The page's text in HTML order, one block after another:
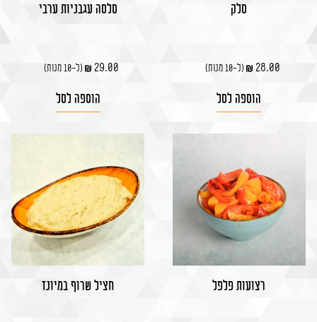
סלק
28.00 (ל-10 מנות)
הוספה לסל
סלסה עגבניות ערבי
29.00 (ל-10 מנות)
הוספה לסל
רצועות פלפל חציל שרוף במיונז